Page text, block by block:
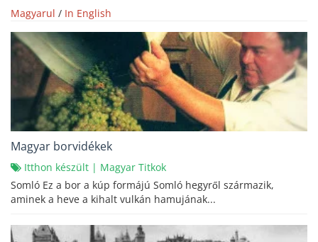
Magyarul / In English
Magyar borvidékek
Itthon készült | Magyar Titkok
Somló Ez a bor a kúp formájú Somló hegyről származik,
aminek a heve a kihalt vulkán hamujának...